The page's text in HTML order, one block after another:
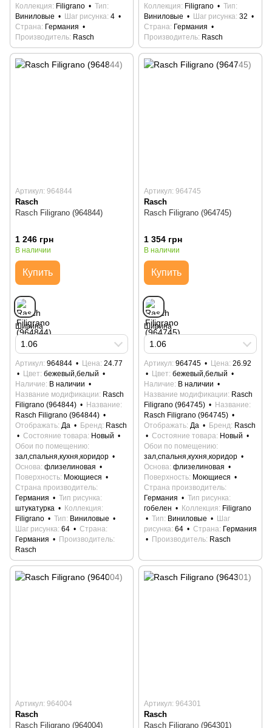
Коллекция
Filigrano
Тип
Виниловые
Шаг рисунка 4
Страна Германия
Производитель Rasch
Коллекция
Filigrano
Тип
Виниловые
Шаг рисунка 32
Страна Германия
Производитель Rasch
Артикул: 964844
Rasch
Rasch Filigrano (964844)
1 246 грн
В наличии
Купить
Ширина
1.06
Артикул 964844 Цена 24.77
Цвет бежевый,белый
Наличие В наличии
Название модификации Rasch
Filigrano (964844)
Название
Rasch Filigrano (964844)
Отображать Да Бренд Rasch
Состояние товара Новый
Обои по помещению
зал,спальня,кухня,коридор
Основа флизелиновая
Поверхность Моющиеся
Страна производитель
Германия
Тип рисунка
штукатурка
Коллекция
Filigrano
Тип Виниловые
Шаг рисунка 64
Страна
Германия
Производитель
Rasch
Артикул: 964745
Rasch
Rasch Filigrano (964745)
1 354 грн
В наличии
Купить
Ширина
1.06
Артикул 964745 Цена 26.92
Цвет бежевый,белый
Наличие В наличии
Название модификации Rasch
Filigrano (964745)
Название
Rasch Filigrano (964745)
Отображать Да Бренд Rasch
Состояние товара Новый
Обои по помещению
зал,спальня,кухня,коридор
Основа флизелиновая
Поверхность Моющиеся
Страна производитель
Германия
Тип рисунка
гобелен
Коллекция Filigrano
Тип Виниловые
Шаг
рисунка 64 Страна Германия
Производитель Rasch
Артикул: 964004
Rasch
Rasch Filigrano (964004)
Артикул: 964301
Rasch
Rasch Filigrano (964301)